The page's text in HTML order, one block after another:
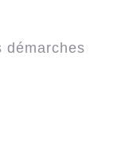
démarches